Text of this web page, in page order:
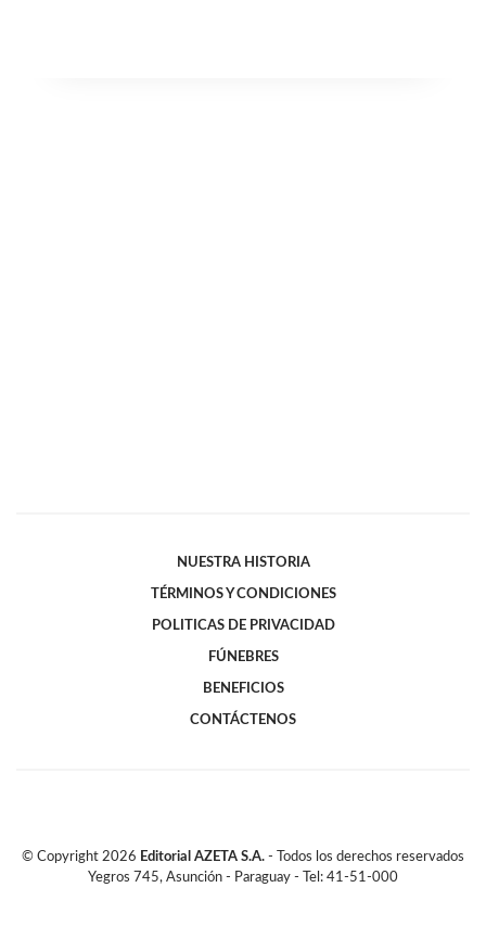
NUESTRA HISTORIA
TÉRMINOS Y CONDICIONES
POLITICAS DE PRIVACIDAD
FÚNEBRES
BENEFICIOS
CONTÁCTENOS
© Copyright 2026 Editorial AZETA S.A. - Todos los derechos reservados
Yegros 745, Asunción - Paraguay - Tel: 41-51-000